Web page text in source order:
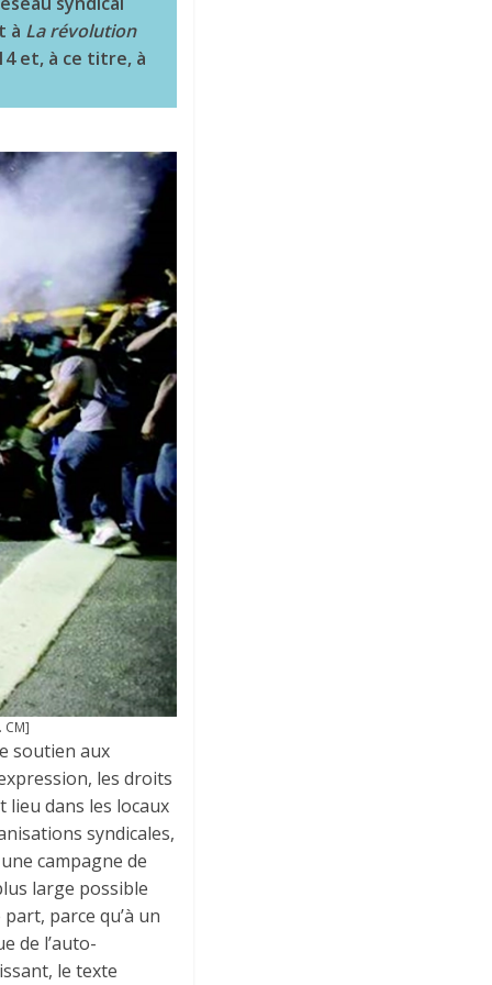
à La révolution
et, à ce titre, à
soutien aux
les droits
lieu dans les locaux
syndicales,
campagne de
large possible
parce qu’à un
de l’auto-
le texte